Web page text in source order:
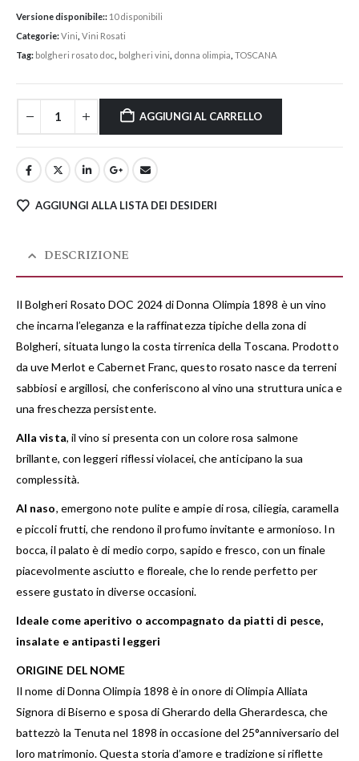
Versione disponibile:: 10 disponibili
Categorie:Vini Vini Rosati
Tag: bolgheri rosato doc bolgheri vini donna olimpia TOSCANA
AGGIUNGI AL CARRELLO
AGGIUNGI ALLA LISTA DEI DESIDERI
DESCRIZIONE
Il Bolgheri Rosato DOC 2024 di Donna Olimpia 1898 è un vino
che incarna l’eleganza e la raffinatezza tipiche della zona di
Bolgheri, situata lungo la costa tirrenica della Toscana. Prodotto
da uve Merlot e Cabernet Franc, questo rosato nasce da terreni
sabbiosi e argillosi, che conferiscono al vino una struttura unica e
una freschezza persistente.
Alla vista, il vino si presenta con un colore rosa salmone
brillante, con leggeri riflessi violacei, che anticipano la sua
complessità.
Al naso, emergono note pulite e ampie di rosa, ciliegia, caramella
e piccoli frutti, che rendono il profumo invitante e armonioso. In
bocca, il palato è di medio corpo, sapido e fresco, con un finale
piacevolmente asciutto e floreale, che lo rende perfetto per
essere gustato in diverse occasioni.
Ideale come aperitivo o accompagnato da piatti di pesce,
insalate e antipasti leggeri
ORIGINE DEL NOME
Il nome di Donna Olimpia 1898 è in onore di Olimpia Alliata
Signora di Biserno e sposa di Gherardo della Gherardesca, che
battezzò la Tenuta nel 1898 in occasione del 25°anniversario del
loro matrimonio. Questa storia d’amore e tradizione si riflette